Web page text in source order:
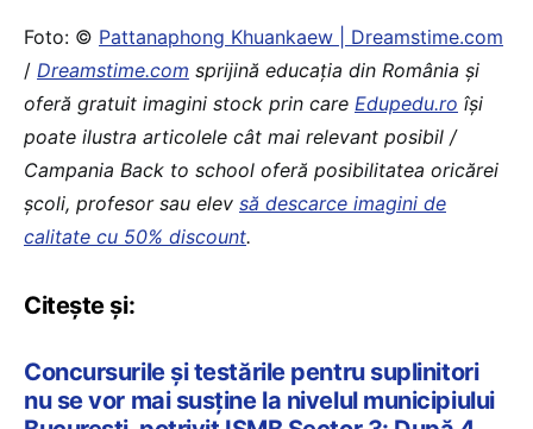
Foto: © Pattanaphong Khuankaew | Dreamstime.com
/ Dreamstime.com sprijină educaţia din România şi
oferă gratuit imagini stock prin care Edupedu.ro îşi
poate ilustra articolele cât mai relevant posibil /
Campania Back to school oferă posibilitatea oricărei
școli, profesor sau elev să descarce imagini de
calitate cu 50% discount.
Citește și:
Concursurile și testările pentru suplinitori
nu se vor mai susține la nivelul municipiului